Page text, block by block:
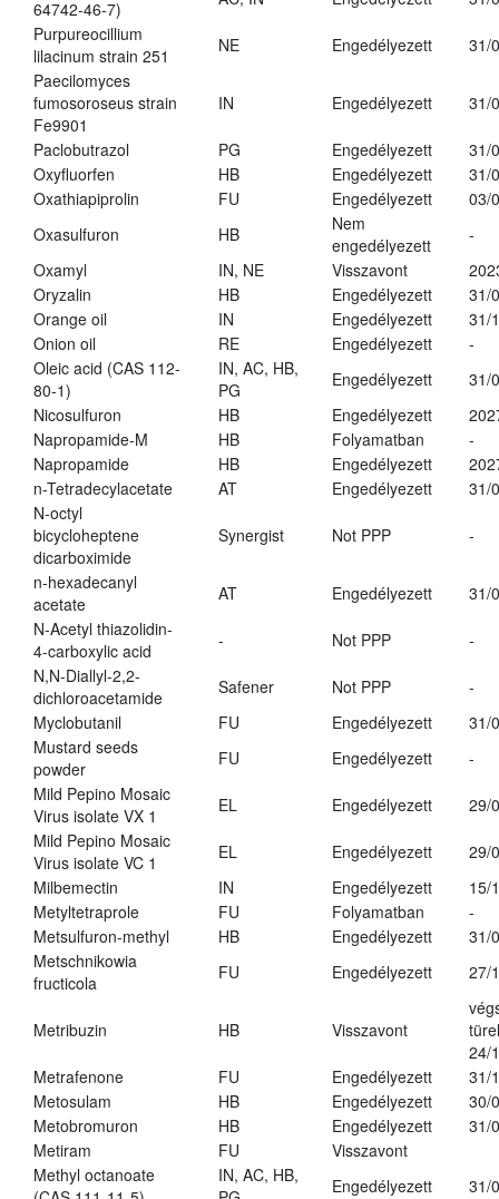
64742-46-7)
Purpureocillium
lilacinum strain 251
NE Engedélyezett
31/
Paecilomyces
fumosoroseus strain
Fe9901
IN Engedélyezett 31/
Paclobutrazol PG Engedélyezett
31/
Oxyfluorfen
HB Engedélyezett
31/
Oxathiapiprolin
FU Engedélyezett
03/
Oxasulfuron
HB
Nem
engedélyezett
-
Oxamyl
IN, NE Visszavont
Oryzalin
HB Engedélyezett
31/
Orange oil
IN Engedélyezett
31/
Onion oil
RE Engedélyezett
-
Oleic acid (CAS 112-
80-1)
IN, AC, HB,
PG
Engedélyezett
31/
Nicosulfuron
HB Engedélyezett
Napropamide-M
HB Folyamatban
-
Napropamide
HB Engedélyezett
n-Tetradecylacetate
AT Engedélyezett
31/
N-octyl
bicycloheptene
dicarboximide
Synergist Not PPP -
n-hexadecanyl
acetate
AT Engedélyezett
31/
N-Acetyl thiazolidin-
4-carboxylic acid
- Not PPP
-
N,N-Diallyl-2,2-
dichloroacetamide
Safener Not PPP
-
Myclobutanil
FU Engedélyezett
31/
Mustard seeds
powder
FU Engedélyezett
-
Mild Pepino Mosaic
Virus isolate VX 1
EL Engedélyezett
29/
Mild Pepino Mosaic
Virus isolate VC 1
EL Engedélyezett
29/
Milbemectin
IN Engedélyezett
15/
Metyltetraprole
FU Folyamatban
-
Metsulfuron-methyl
HB Engedélyezett
31/
Metschnikowia
fructicola
FU Engedélyezett 27/
Metribuzin HB Visszavont
24/
Metrafenone
FU Engedélyezett
31/
Metosulam
HB Engedélyezett
30/
Metobromuron
HB Engedélyezett
31/
Metiram
FU
Visszavont
Methyl octanoate
IN, AC, HB,
Engedélyezett 31/